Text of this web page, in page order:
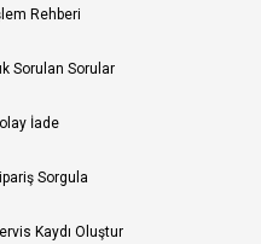
Rehberi
Sorulan Sorular
İade
Sorgula
Kaydı Oluştur